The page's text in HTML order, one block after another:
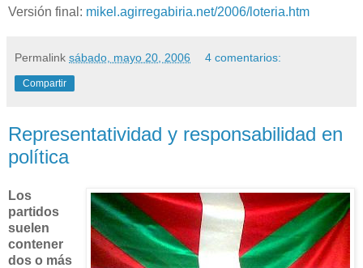
Versión final: mikel.agirregabiria.net/2006/loteria.htm
Permalink sábado, mayo 20, 2006 4 comentarios:
Compartir
Representatividad y responsabilidad en
política
Los
partidos
suelen
contener
dos o más